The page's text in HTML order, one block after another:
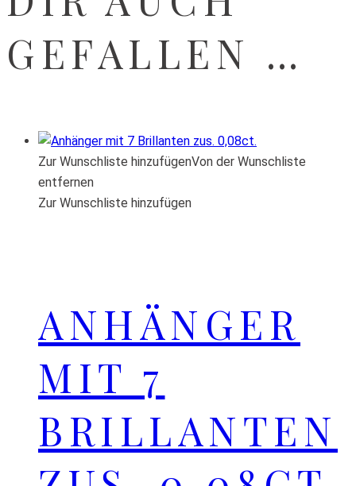
GEFALLEN …
Zur Wunschliste hinzufügenVon der Wunschliste
entfernen
Zur Wunschliste hinzufügen
ANHÄNGER
MIT 7
BRILLANTEN